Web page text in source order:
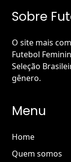
Sobre
O site mais
Futebol
Seleção
gênero.
Menu
Home
Quem somos